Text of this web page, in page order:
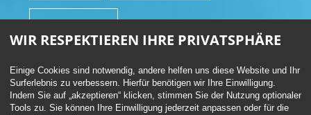
WIR RESPEKTIEREN IHRE PRIVATSPHÄRE
Einige Cookies sind notwendig, andere helfen uns diese Website und Ihr
Surferlebnis zu verbessern. Hierfür benötigen wir Ihre Einwilligung.
Indem Sie auf „akzeptieren“ klicken, stimmen Sie der Nutzung optionaler
Tools zu. Sie können Ihre Einwilligung jederzeit anpassen oder für die